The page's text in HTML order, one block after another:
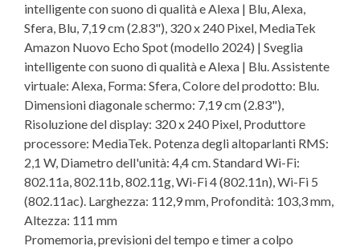
intelligente con suono di qualità e Alexa | Blu, Alexa,
Sfera, Blu, 7,19 cm (2.83"), 320 x 240 Pixel, MediaTek
Amazon Nuovo Echo Spot (modello 2024) | Sveglia
intelligente con suono di qualità e Alexa | Blu. Assistente
virtuale: Alexa, Forma: Sfera, Colore del prodotto: Blu.
Dimensioni diagonale schermo: 7,19 cm (2.83"),
Risoluzione del display: 320 x 240 Pixel, Produttore
processore: MediaTek. Potenza degli altoparlanti RMS:
2,1 W, Diametro dell'unità: 4,4 cm. Standard Wi-Fi:
802.11a, 802.11b, 802.11g, Wi-Fi 4 (802.11n), Wi-Fi 5
(802.11ac). Larghezza: 112,9 mm, Profondità: 103,3 mm,
Altezza: 111 mm
Promemoria, previsioni del tempo e timer a colpo